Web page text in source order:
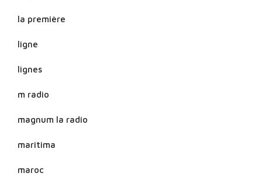
la première
ligne
lignes
m radio
magnum la radio
maritima
maroc